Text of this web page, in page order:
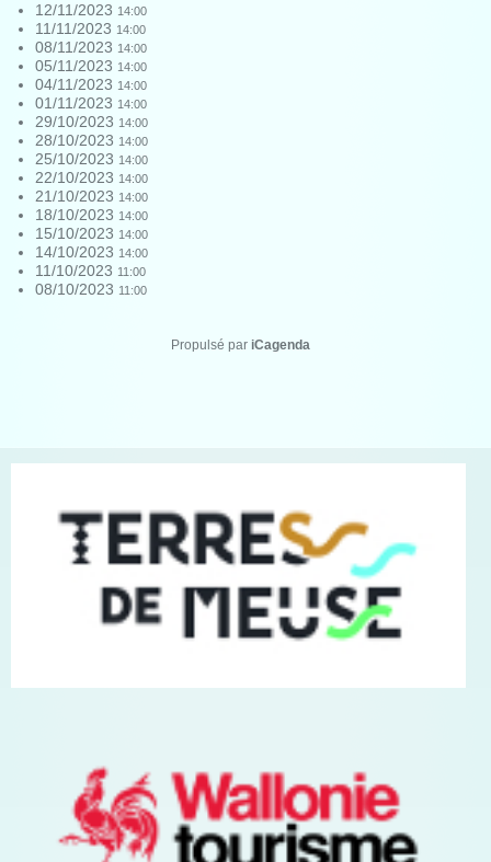
12/11/2023 14:00
11/11/2023 14:00
08/11/2023 14:00
05/11/2023 14:00
04/11/2023 14:00
01/11/2023 14:00
29/10/2023 14:00
28/10/2023 14:00
25/10/2023 14:00
22/10/2023 14:00
21/10/2023 14:00
18/10/2023 14:00
15/10/2023 14:00
14/10/2023 14:00
11/10/2023 11:00
08/10/2023 11:00
Propulsé par iCagenda